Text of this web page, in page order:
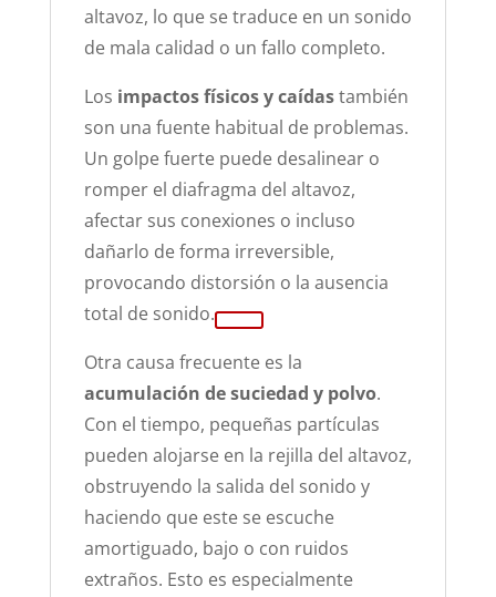
altavoz, lo que se traduce en un sonido
de mala calidad o un fallo completo.
Los impactos físicos y caídastambién
son una fuente habitual de problemas.
Un golpe fuerte puede desalinear o
romper el diafragma del altavoz,
afectar sus conexiones o incluso
dañarlo de forma irreversible,
provocando distorsión o la ausencia
total de sonido.
Otra causa frecuente es la
acumulación de suciedad y polvo.
Con el tiempo, pequeñas partículas
pueden alojarse en la rejilla del altavoz,
obstruyendo la salida del sonido y
haciendo que este se escuche
amortiguado, bajo o con ruidos
extraños. Esto es especialmente